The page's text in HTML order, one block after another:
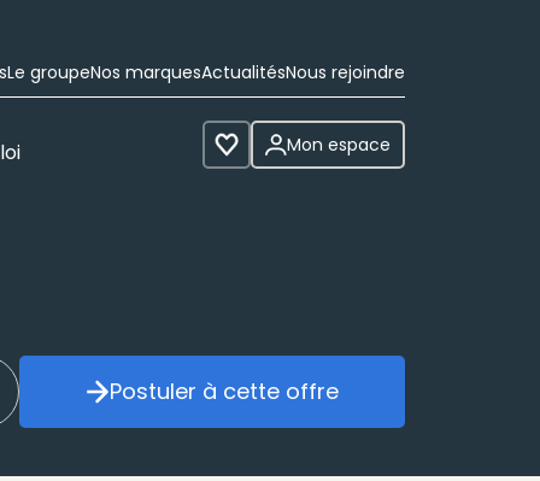
Le groupeNos marquesActualitésNous rejoindre
Voir les favoris
Mon espace
mon alerte Postuler à cette offre
Postuler à cette offre